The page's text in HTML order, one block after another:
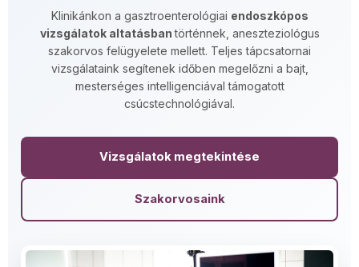
Klinikánkon a gasztroenterológiai endoszkópos
vizsgálatok altatásbantörténnek, aneszteziológus
szakorvos felügyelete mellett. Teljes tápcsatornai
vizsgálataink segítenek időben megelőzni a bajt,
mesterséges intelligenciával támogatott
csúcstechnológiával.
Vizsgálatok megtekintése
Szakorvosaink